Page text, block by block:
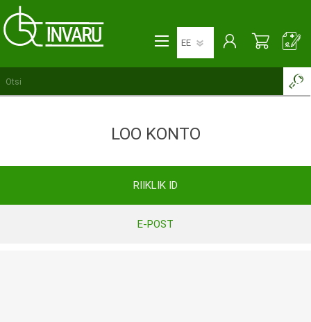
LOO KONTO
RIIKLIK ID
E-POST